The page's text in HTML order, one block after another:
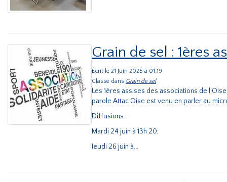
Grain de sel : 1ères
Écrit le 21 Juin 2025 à 01:19
Classé dans Grain de sel
Les 1ères assises des associations de
parole Attac Oise est venu en parler au
Diffusions :
Mardi 24 juin à 13h 20;
Jeudi 26 juin à...